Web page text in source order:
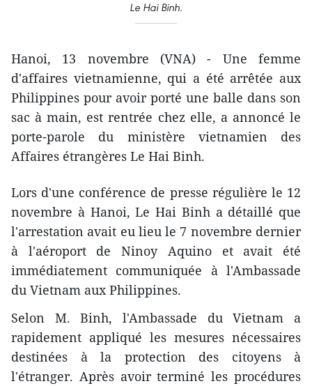
Le Hai Binh.
Hanoi, 13 novembre (VNA) - Une femme
d'affaires vietnamienne, qui a été arrêtée aux
Philippines pour avoir porté une balle dans son
sac à main, est rentrée chez elle, a annoncé le
porte-parole du ministère vietnamien des
Affaires étrangères Le Hai Binh.
Lors d'une conférence de presse régulière le 12
novembre à Hanoi, Le Hai Binh a détaillé que
l'arrestation avait eu lieu le 7 novembre dernier
à l'aéroport de Ninoy Aquino et avait été
immédiatement communiquée à l'Ambassade
du Vietnam aux Philippines.
Selon M. Binh, l'Ambassade du Vietnam a
rapidement ​appliqué les mesures nécessaires
destinées à la protection des citoyens à
l'étranger. Après avoir terminé les procédures